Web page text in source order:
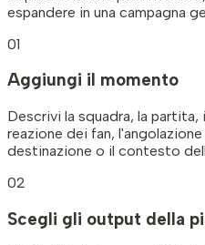
espandere in una campagna
01
Aggiungi il momento
Descrivi la squadra, la
reazione dei fan,
destinazione o il contesto
02
Scegli gli output della